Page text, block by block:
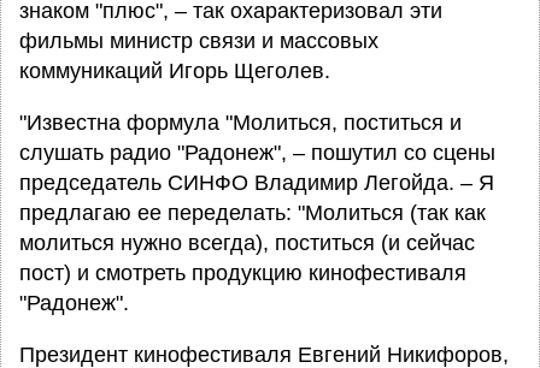
знаком "плюс", – так охарактеризовал эти
фильмы министр связи и массовых
коммуникаций Игорь Щеголев.
"Известна формула "Молиться, поститься и
слушать радио "Радонеж", – пошутил со сцены
председатель СИНФО Владимир Легойда. – Я
предлагаю ее переделать: "Молиться (так как
молиться нужно всегда), поститься (и сейчас
пост) и смотреть продукцию кинофестиваля
"Радонеж".
Президент кинофестиваля Евгений Никифоров,